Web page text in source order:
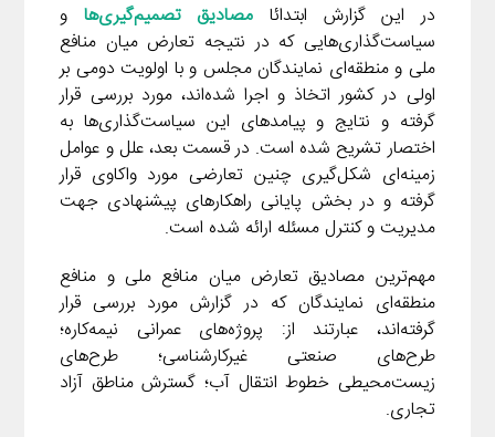
در این گزارش ابتدائا مصادیق تصمیم‌گیری‌ها و
سیاست‌گذاری‌هایی که در نتیجه تعارض میان منافع
ملی و منطقه‌ای نمایندگان مجلس و با اولویت دومی بر
اولی در کشور اتخاذ و اجرا شده‌اند، مورد بررسی قرار
گرفته و نتایج و پیامدهای این سیاست‌گذاری‌ها به
اختصار تشریح شده است. در قسمت بعد، علل و عوامل
زمینه‌ای شکل‌گیری چنین تعارضی مورد واکاوی قرار
گرفته و در بخش پایانی راهکارهای پیشنهادی جهت
مدیریت و کنترل مسئله ارائه شده است.
مهم‌ترین مصادیق تعارض میان منافع ملی و منافع
منطقه‌ای نمایندگان که در گزارش مورد بررسی قرار
گرفته‌اند، عبارتند از: پروژه‌های عمرانی نیمه‌کاره؛
طرح‌های صنعتی غیرکارشناسی؛ طرح‌های
زیست‌محیطی خطوط انتقال آب؛ گسترش مناطق آزاد
تجاری.